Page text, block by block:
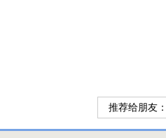
推荐给朋友：